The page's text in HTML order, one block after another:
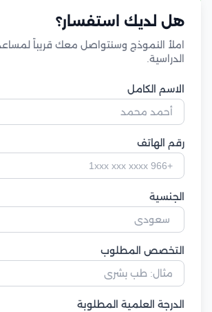
هل لديك استفسار؟
املأ النموذج وسنتواصل معك قريباً
الدراسية.
الاسم الكامل
رقم الهاتف
الجنسية
التخصص المطلوب
الدرجة العلمية المطلوبة